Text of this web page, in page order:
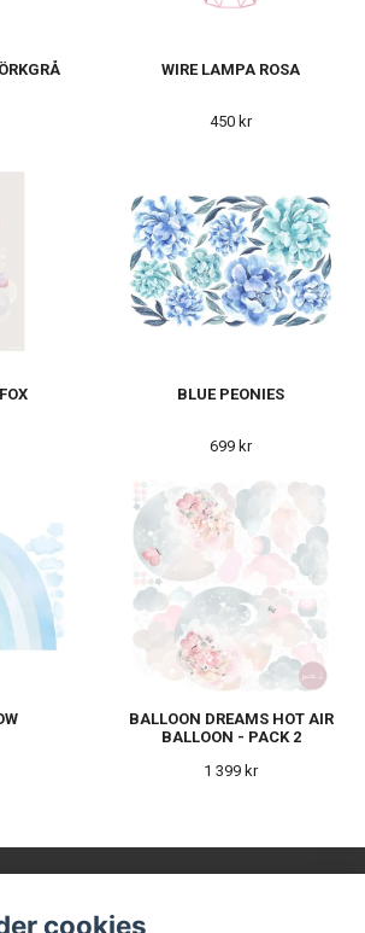
WIRE LAMPA ROSA
450 kr
BLUE PEONIES
699 kr
BALLOON DREAMS HOT AIR
BALLOON - PACK 2
1 399 kr
cookies